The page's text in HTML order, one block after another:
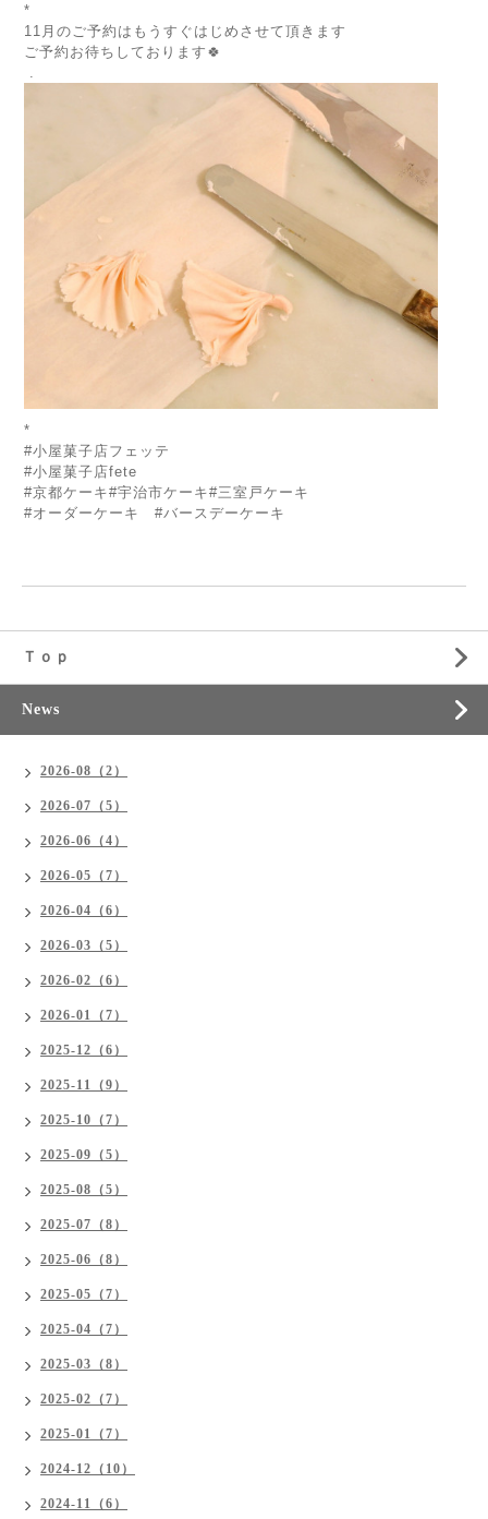
*
11月のご予約はもうすぐはじめさせて頂きます
ご予約お待ちしております🍀
*
#小屋菓子店フェッテ
#小屋菓子店fete
#京都ケーキ#宇治市ケーキ#三室戸ケーキ
#オーダーケーキ #バースデーケーキ
Ｔｏｐ
News
2026-08（2）
2026-07（5）
2026-06（4）
2026-05（7）
2026-04（6）
2026-03（5）
2026-02（6）
2026-01（7）
2025-12（6）
2025-11（9）
2025-10（7）
2025-09（5）
2025-08（5）
2025-07（8）
2025-06（8）
2025-05（7）
2025-04（7）
2025-03（8）
2025-02（7）
2025-01（7）
2024-12（10）
2024-11（6）